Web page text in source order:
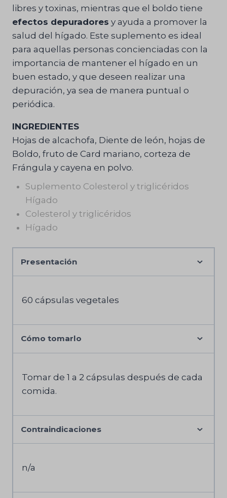
libres y toxinas, mientras que el boldo tiene
efectos depuradores y ayuda a promover la
salud del hígado. Este suplemento es ideal
para aquellas personas concienciadas con la
importancia de mantener el hígado en un
buen estado, y que deseen realizar una
depuración, ya sea de manera puntual o
periódica.
INGREDIENTES
Hojas de alcachofa, Diente de león, hojas de
Boldo, fruto de Card mariano, corteza de
Frángula y cayena en polvo.
Suplemento Colesterol y triglicéridos
Hígado
Colesterol y triglicéridos
Hígado
Presentación
60 cápsulas vegetales
Cómo tomarlo
Tomar de 1 a 2 cápsulas después de cada
comida.
Contraindicaciones
n/a